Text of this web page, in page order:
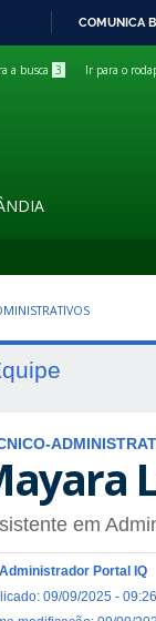
COMUNICA
a busca 3 Ir para o
em
Administrador Portal IQ
09/09/2025 - 09:26